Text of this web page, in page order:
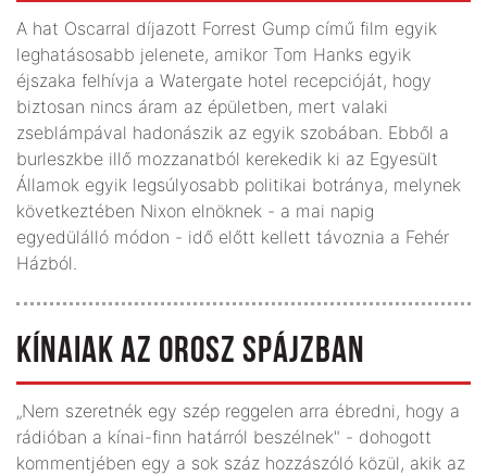
A hat Oscarral díjazott Forrest Gump című film egyik
leghatásosabb jelenete, amikor Tom Hanks egyik
éjszaka felhívja a Watergate hotel recepcióját, hogy
biztosan nincs áram az épületben, mert valaki
zseblámpával hadonászik az egyik szobában. Ebből a
bur­leszkbe illő mozzanatból kerekedik ki az Egyesült
Államok egyik legsúlyosabb politikai botránya, melynek
következtében Nixon elnöknek - a mai napig
egyedülálló módon - idő előtt kellett távoznia a Fehér
Házból.
KÍNAIAK AZ OROSZ SPÁJZBAN
„Nem szeretnék egy szép reggelen arra ébredni, hogy a
rádióban a kínai-finn határról beszélnek" - dohogott
kommentjében egy a sok száz hozzászóló közül, akik az